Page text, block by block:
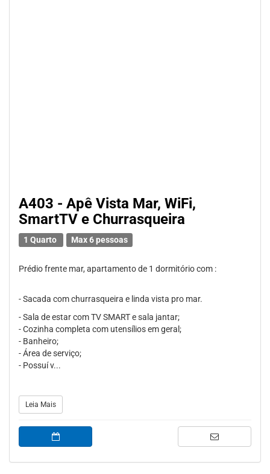
A403 - Apê Vista Mar, WiFi,
SmartTV e Churrasqueira
1 Quarto Max 6 pessoas
Prédio frente mar, apartamento de 1 dormitório com :
- Sacada com churrasqueira e linda vista pro mar.
- Sala de estar com TV SMART e sala jantar;
- Cozinha completa com utensílios em geral;
- Banheiro;
- Área de serviço;
- Possuí v...
Leia Mais